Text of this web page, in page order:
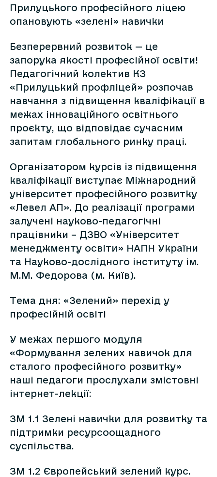
Прилуцького професійного ліцею
опановують «зелені» навички
Безперервний розвиток — це
запорука якості професійної освіти!
Педагогічний колектив КЗ
«Прилуцький профліцей» розпочав
навчання з підвищення кваліфікації в
межах інноваційного освітнього
проєкту, що відповідає сучасним
запитам глобального ринку праці.
Організатором курсів із підвищення
кваліфікації виступає Міжнародний
університет професійного розвитку
«Левел АП». До реалізації програми
залучені науково-педагогічні
працівники – ДЗВО «Університет
менеджменту освіти» НАПН України
та Науково-дослідного інституту ім.
М.М. Федорова (м. Київ).
Тема дня: «Зелений» перехід у
професійній освіті
У межах першого модуля
«Формування зелених навичок для
сталого професійного розвитку»
наші педагоги прослухали змістовні
інтернет-лекції:
ЗМ 1.1 Зелені навички для розвитку та
підтримки ресурсоощадного
суспільства.
ЗМ 1.2 Європейський зелений курс.